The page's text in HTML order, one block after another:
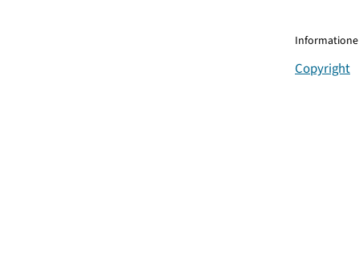
Copyright